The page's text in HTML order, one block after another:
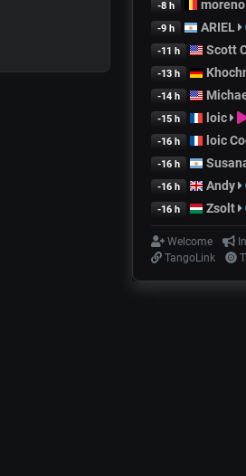
-8 h moreno
-9 h ARIEL
-11 h Scott
-13 h
-14 h
-15 h loic
-16 h loic
-16 h
-16 h Andy
-16 h Zsolt
Welcome
TangoLink